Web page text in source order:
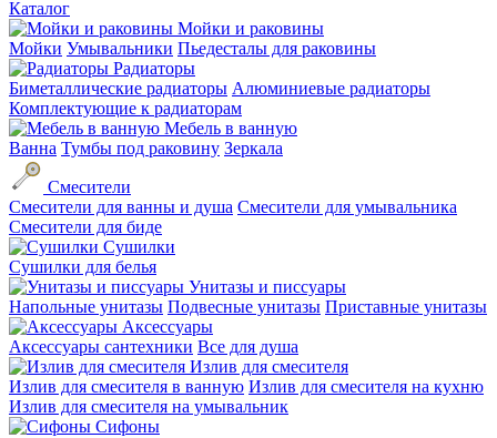
Каталог
Мойки и раковины
Мойки Умывальники Пьедесталы для раковины
Радиаторы
Биметаллические радиаторы Алюминиевые радиаторы
Комплектующие к радиаторам
Мебель в ванную
Ванна Тумбы под раковину Зеркала
Смесители
Смесители для ванны и душа Смесители для умывальника
Смесители для биде
Сушилки
Сушилки для белья
Унитазы и писсуары
Напольные унитазы Подвесные унитазы Приставные унитазы
Аксессуары
Аксессуары сантехники Все для душа
Излив для смесителя
Излив для смесителя в ванную Излив для смесителя на кухню
Излив для смесителя на умывальник
Сифоны